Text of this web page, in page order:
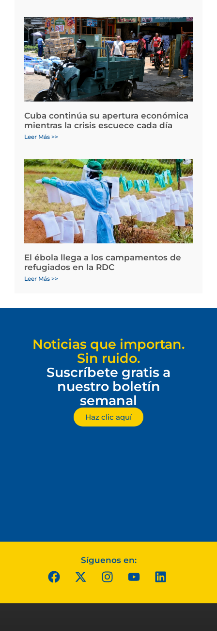
Cuba continúa su apertura económica
mientras la crisis escuece cada día
Leer Más >>
El ébola llega a los campamentos de
refugiados en la RDC
Leer Más >>
Noticias que importan.
Sin ruido.
Suscríbete gratis a
nuestro boletín
semanal
Haz clic aquí
Síguenos en: